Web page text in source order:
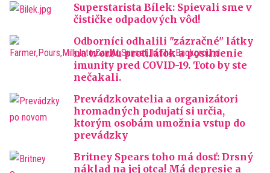
Superstarista Bílek: Spievali sme v
čističke odpadových vôd!
Odborníci odhalili "zázračné" látky
na tvorbu protilátok a posilnenie
imunity pred COVID-19. Toto by ste
nečakali.
Prevádzkovatelia a organizátori
hromadných podujatí si určia,
ktorým osobám umožnia vstup do
prevádzky
Britney Spears toho má dosť: Drsný
náklad na jej otca! Má depresie a